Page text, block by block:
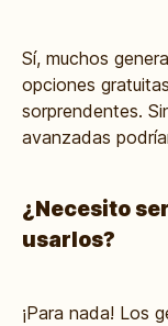
Sí, muchos
opciones
sorprendentes.
avanzadas
¿Necesito
usarlos?
¡Para nada! Los